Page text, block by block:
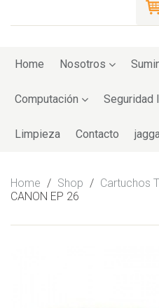
toHome Nosotros
Computación Seguridad
Limpieza Contacto
Home / Shop / Cartuchos
CANON EP 26